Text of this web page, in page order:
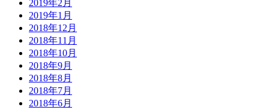
2019年2月
2019年1月
2018年12月
2018年11月
2018年10月
2018年9月
2018年8月
2018年7月
2018年6月